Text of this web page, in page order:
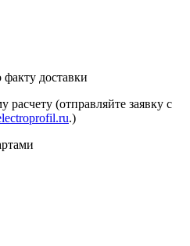
доставки
расчету (отправляйте заявку с
.)